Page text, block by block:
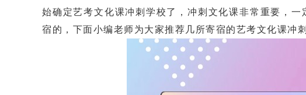
始确定艺考文化课冲刺学校了，冲刺文化课非常重要，
宿的，下面小编老师为大家推荐几所寄宿的艺考文化课冲